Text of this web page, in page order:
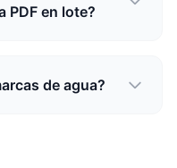
PDF en lote?
de agua?